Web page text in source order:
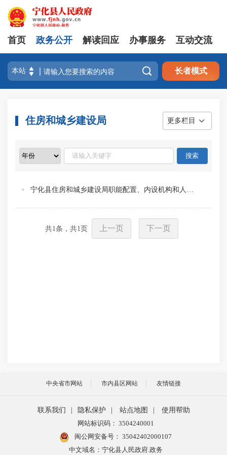
首页 政务公开 解读回应 办事服务 互动交流
 长者模式
住房和城乡建设局 更多栏目
共1 条，共1 页 上一页 下一页
中央省市网站 市内县区网站 友情链接
联系我们 隐私保护 站点地图
使用帮助
网站标识码： 3504240001
闽公网安备号： 35042402000107
中文域名：宁化县人民政府.政务